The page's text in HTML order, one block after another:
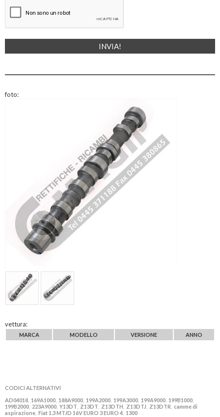
foto:
vettura:
MARCA MODELLO VERSIONE ANNO
CODICI ALTERNATIVI
AD04018 169A1000 188A9000 199A2000 199A3000 199A9000 199B1000
199B2000 223A9000 Y13DT Z13DT Z13DTH Z13DTJ Z13DTR camme di
aspirazione Fiat 1.3 MTJD 16V EURO 3 EURO 4 1300